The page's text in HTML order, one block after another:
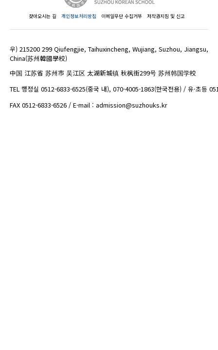
찾아오시는 길 개인정보처리방침 이메일무단 수집거부 저작권지침 및 신고
우) 215200 299 Qiufengjie, Taihuxincheng, Wujiang, Suzhou, Jiangsu,
China(苏州韓國學校)
中国 江苏省 苏州市 吴江区 太湖新城镇 秋枫街299号 苏州韩国学校
TEL 행정실 0512-6833-6525(중국 내), 070-4005-1863(한국전용) / 유·초등
FAX 0512-6833-6526 / E-mail : admission@suzhouks.kr